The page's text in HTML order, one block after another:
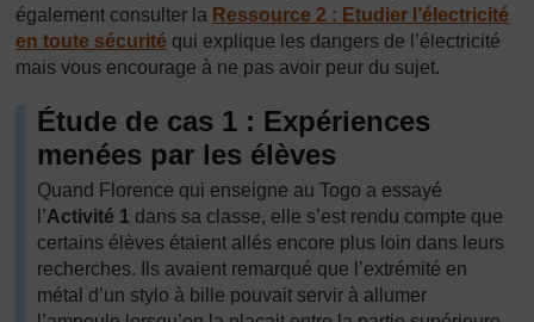
également consulter la Ressource 2 : Etudier l’électricité
en toute sécurité qui explique les dangers de l’électricité
mais vous encourage à ne pas avoir peur du sujet.
Étude de cas 1 : Expériences
menées par les élèves
Quand Florence qui enseigne au Togo a essayé
l’Activité 1 dans sa classe, elle s’est rendu compte que
certains élèves étaient allés encore plus loin dans leurs
recherches. Ils avaient remarqué que l’extrémité en
métal d’un stylo à bille pouvait servir à allumer